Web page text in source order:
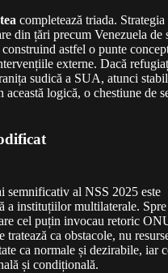
completează triada. Strategia
din țări precum Venezuela de
astfel o punte
externe. Dacă
sudică a SUA, atunci
logică, o chestiune de
semnificativ al NSS 2025 este
a instituțiilor multilaterale. Spre
cel puțin invocau retoric
tratează ca obstacole, nu
ca normale și dezirabile, iar
și condițională.